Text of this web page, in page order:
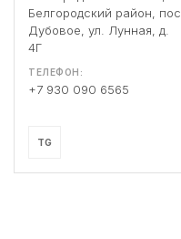
Белгородский район, пос.
Дубовое, ул. Лунная, д.
4Г
ТЕЛЕФОН:
+7 930 090 6565
TG